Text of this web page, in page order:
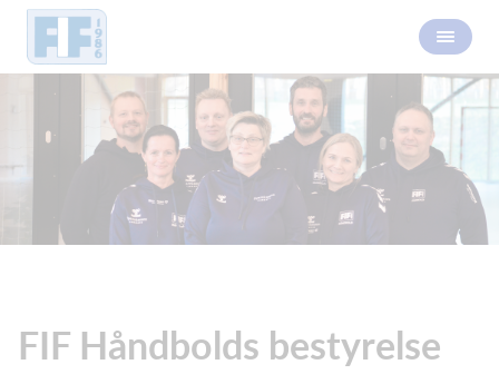
FIF Håndbolds bestyrelse